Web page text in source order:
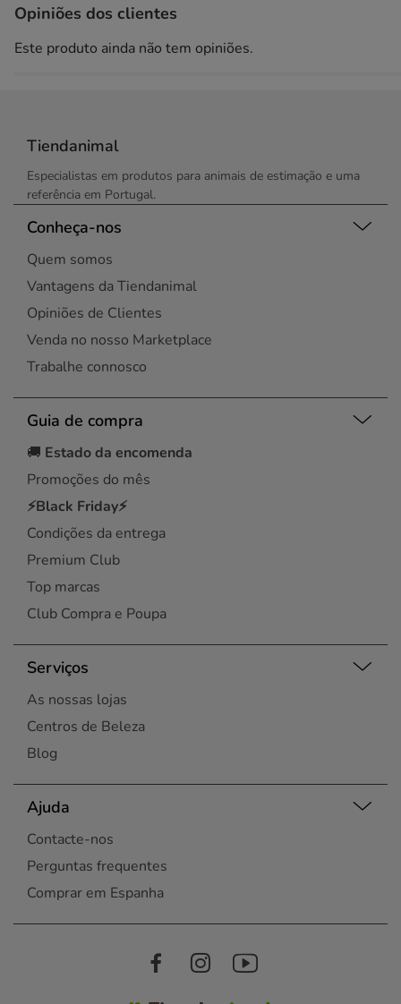
Opiniões dos clientes
Este produto ainda não tem opiniões.
Tiendanimal
Especialistas em produtos para animais de estimação e uma
referência em Portugal.
Conheça-nos
Quem somos
Vantagens da Tiendanimal
Opiniões de Clientes
Venda no nosso Marketplace
Trabalhe connosco
Guia de compra
🚚 Estado da encomenda
Promoções do mês
⚡Black Friday⚡
Condições da entrega
Premium Club
Top marcas
Club Compra e Poupa
Serviços
As nossas lojas
Centros de Beleza
Blog
Ajuda
Contacte-nos
Perguntas frequentes
Comprar em Espanha